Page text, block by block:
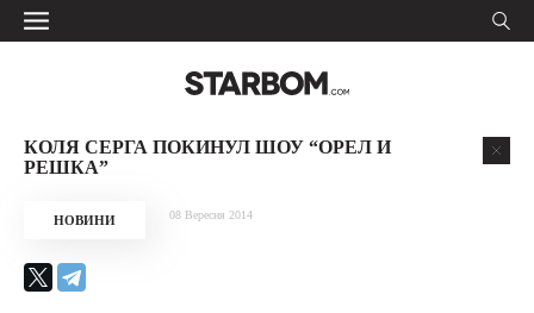
КОЛЯ СЕРГА ПОКИНУЛ ШОУ “ОРЕЛ И
РЕШКА”
НОВИНИ 08 Вересня 2014